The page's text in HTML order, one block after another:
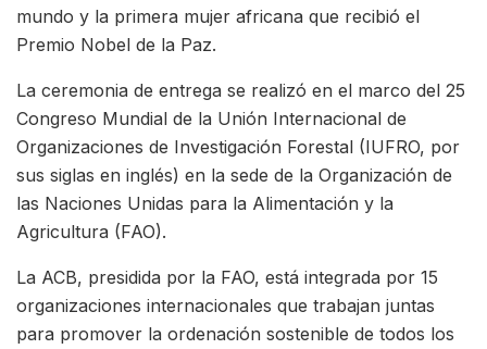
mundo y la primera mujer africana que recibió el
Premio Nobel de la Paz.
La ceremonia de entrega se realizó en el marco del 25
Congreso Mundial de la Unión Internacional de
Organizaciones de Investigación Forestal (IUFRO, por
sus siglas en inglés) en la sede de la Organización de
las Naciones Unidas para la Alimentación y la
Agricultura (FAO).
La ACB, presidida por la FAO, está integrada por 15
organizaciones internacionales que trabajan juntas
para promover la ordenación sostenible de todos los